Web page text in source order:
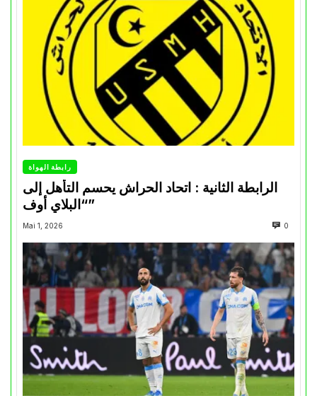
رابطة الهواة
الرابطة الثانية : اتحاد الحراش يحسم التأهل إلى
“البلاي أوف”
Mai 1, 2026 0